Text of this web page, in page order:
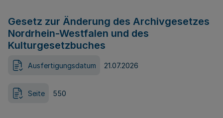
Gesetz zur Änderung des Archivgesetzes
Nordrhein-Westfalen und des
Kulturgesetzbuches
Ausfertigungsdatum 21.07.2026
Seite 550